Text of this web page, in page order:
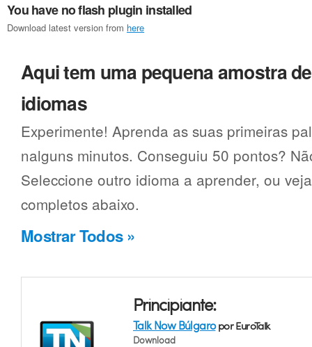
You have no flash plugin installed
Download latest version from here
Aqui tem uma pequena amostra
idiomas
Experimente! Aprenda as suas primeiras
nalguns minutos. Conseguiu 50 pontos?
Seleccione outro idioma a aprender, ou
completos abaixo.
Mostrar Todos »
Principiante:
Talk Now Búlgaropor EuroTalk
Download